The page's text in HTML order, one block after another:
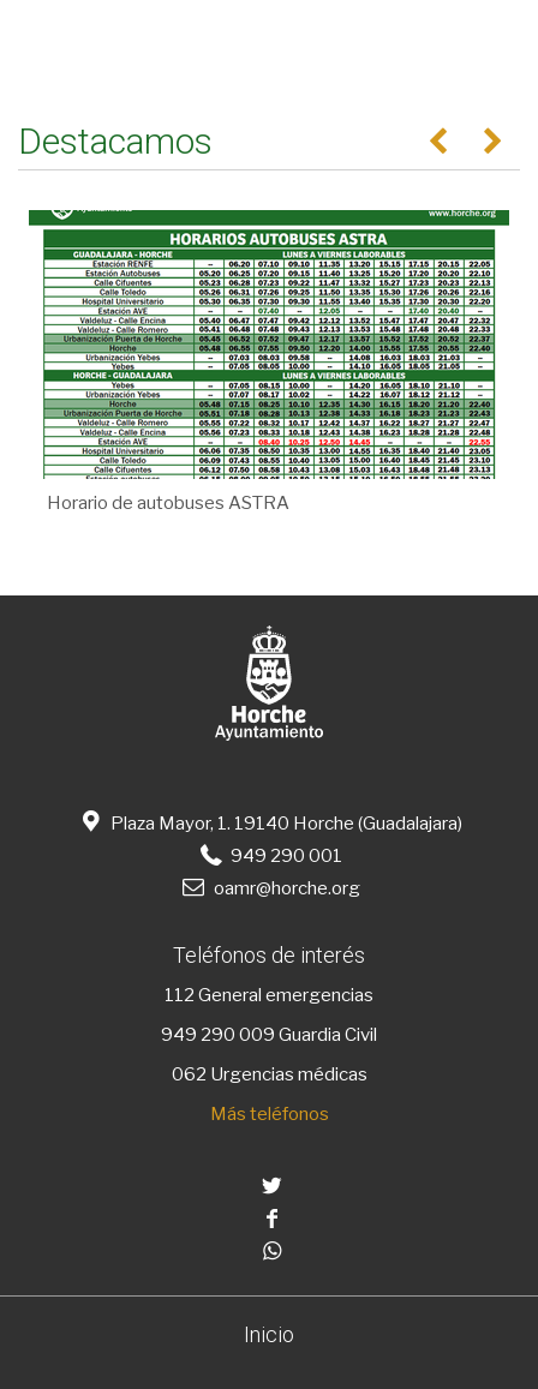
Destacamos Anterior
Horario de autobuses ASTRA
Plaza Mayor, 1. 19140 Horche (Guadalajara)
949 290 001
oamr@horche.org
Teléfonos de interés
112 General emergencias
949 290 009 Guardia Civil
062 Urgencias médicas
Más teléfonos
Inicio